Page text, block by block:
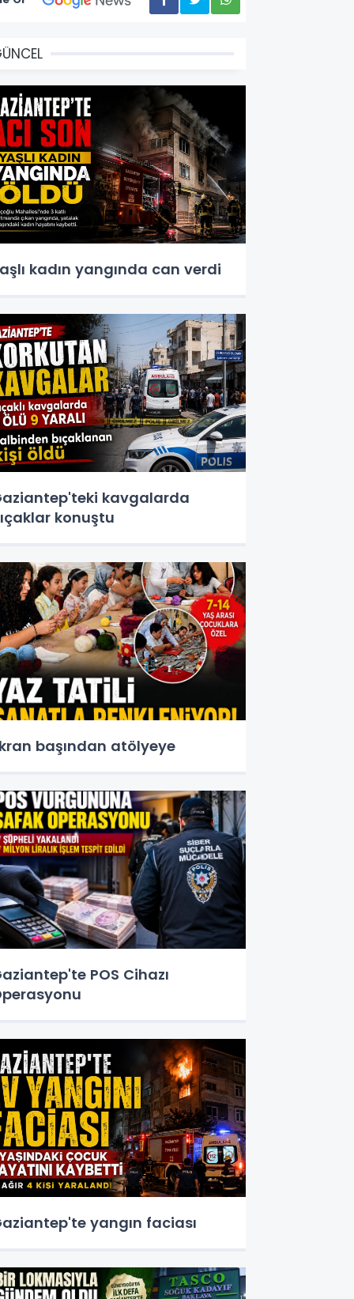
kadın yangında can verdi
kavgalarda
konuştu
başından atölyeye
POS Cihazı
yangın faciası